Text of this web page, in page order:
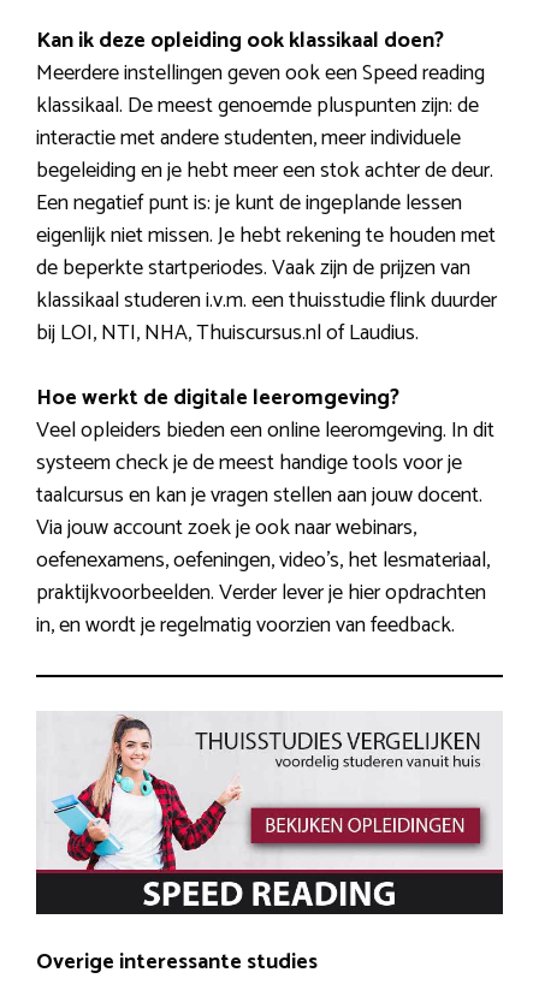
Kan ik deze opleiding ook klassikaal doen?
Meerdere instellingen geven ook een Speed reading
klassikaal. De meest genoemde pluspunten zijn: de
interactie met andere studenten, meer individuele
begeleiding en je hebt meer een stok achter de deur.
Een negatief punt is: je kunt de ingeplande lessen
eigenlijk niet missen. Je hebt rekening te houden met
de beperkte startperiodes. Vaak zijn de prijzen van
klassikaal studeren i.v.m. een thuisstudie flink duurder
bij LOI, NTI, NHA, Thuiscursus.nl of Laudius.
Hoe werkt de digitale leeromgeving?
Veel opleiders bieden een online leeromgeving. In dit
systeem check je de meest handige tools voor je
taalcursus en kan je vragen stellen aan jouw docent.
Via jouw account zoek je ook naar webinars,
oefenexamens, oefeningen, video’s, het lesmateriaal,
praktijkvoorbeelden. Verder lever je hier opdrachten
in, en wordt je regelmatig voorzien van feedback.
Overige interessante studies